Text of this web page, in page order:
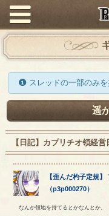
スレッドの一部のみ
遥
【日記】カプリチオ領経営
【歪んだ杓子定規】
（p3p000270）
なんか領地を持てるとかなんとか。